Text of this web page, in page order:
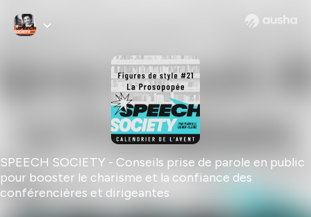
SPEECH SOCIETY - Conseils prise de parole en public
pour booster le charisme et la confiance des
conférencières et dirigeantes